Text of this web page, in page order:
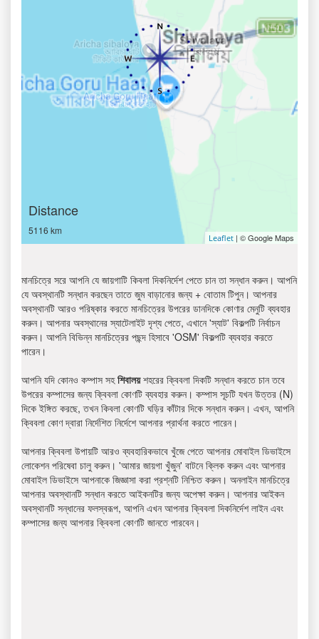
Distance
5116 km
Leaflet | © Google Maps
মানচিত্রে সরে আপনি যে জায়গাটি কিবলা দিকনির্দেশ পেতে চান তা সন্ধান করুন। আপনি
যে অবস্থানটি সন্ধান করছেন তাতে জুম বাড়ানোর জন্য + বোতাম টিপুন। আপনার
অবস্থানটি আরও পরিষ্কার করতে মানচিত্রের উপরের ডানদিকে কোণার মেনুটি ব্যবহার
করুন। আপনার অবস্থানের স্যাটেলাইট দৃশ্য পেতে, এখানে 'স্যাট' বিকল্পটি নির্বাচন
করুন। আপনি বিভিন্ন মানচিত্রের পছন্দ হিসাবে 'OSM' বিকল্পটি ব্যবহার করতে
পারেন।
আপনি যদি কোনও কম্পাস সহশিবালয়শহরের ক্বিবলা দিকটি সন্ধান করতে চান তবে
উপরের কম্পাসের জন্য ক্বিবলা কোণটি ব্যবহার করুন। কম্পাস সূচটি যখন উত্তর (N)
দিকে ইঙ্গিত করছে, তখন কিবলা কোণটি ঘড়ির কাঁটার দিকে সন্ধান করুন। এখন, আপনি
ক্বিবলা কোণ দ্বারা নির্দেশিত নির্দেশে আপনার প্রার্থনা করতে পারেন।
আপনার ক্বিবলা উপায়টি আরও ব্যবহারিকভাবে খুঁজে পেতে আপনার মোবাইল ডিভাইসে
লোকেশন পরিষেবা চালু করুন। 'আমার জায়গা খুঁজুন' বাটনে ক্লিক করুন এবং আপনার
মোবাইল ডিভাইসে আপনাকে জিজ্ঞাসা করা প্রশ্নটি নিশ্চিত করুন। অনলাইন মানচিত্রে
আপনার অবস্থানটি সন্ধান করতে আইকনটির জন্য অপেক্ষা করুন। আপনার আইকন
অবস্থানটি সন্ধানের ফলস্বরূপ, আপনি এখন আপনার ক্বিবলা দিকনির্দেশ লাইন এবং
কম্পাসের জন্য আপনার ক্বিবলা কোণটি জানতে পারবেন।